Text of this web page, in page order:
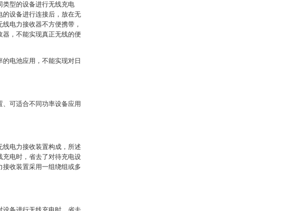
类型的设备进行无线充电
的设备进行连接后，放在无
电力接收器不方便携带，
，不能实现真正无线的便
电池应用，不能实现对日
可适合不同功率设备应用
电力接收装置构成，所述
充电时，省去了对待充电设
收装置采用一组绕组或多